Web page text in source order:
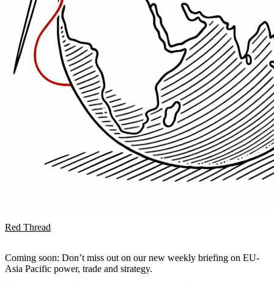
Red Thread
Coming soon: Don’t miss out on our new weekly briefing on EU-
Asia Pacific power, trade and strategy.